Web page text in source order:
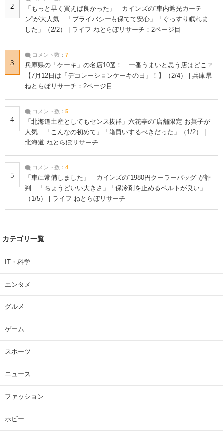
2
「もっと早く買えば良かった」 カインズの“車内遮光カーテ
ン”が大人気 「プライバシーも保てて安心」「ぐっすり眠れま
した」（2/2） | ライフ ねとらぼリサーチ：2ページ目
3
コメント数： 7
兵庫県の「ケーキ」の名店10選！ 一番うまいと思う店はどこ？
【7月12日は「デコレーションケーキの日」！】（2/4） | 兵庫県
ねとらぼリサーチ：2ページ目
4
コメント数： 5
「北海道土産としてもセンス抜群」六花亭の“店舗限定”お菓子が
人気 「こんなの初めて」「箱買いするべきだった」（1/2） |
北海道 ねとらぼリサーチ
5
コメント数： 4
「車に常備しました」 カインズの“1980円クーラーバッグ”が評
判 「ちょうどいい大きさ」「保冷剤を止めるベルトが良い」
（1/5） | ライフ ねとらぼリサーチ
カテゴリ一覧
IT・科学
エンタメ
グルメ
ゲーム
スポーツ
ニュース
ファッション
ホビー